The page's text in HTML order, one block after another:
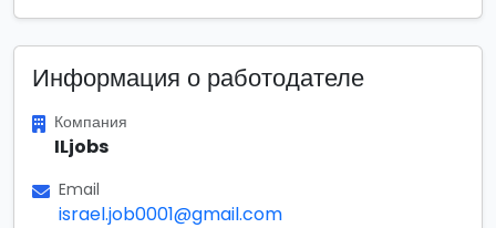
Информация о работодателе
Компания
ILjobs
Email
israel.job0001@gmail.com